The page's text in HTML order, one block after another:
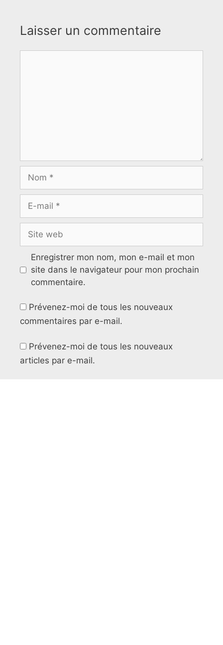
Laisser un commentaire
Enregistrer mon nom, mon e-mail et mon
site dans le navigateur pour mon prochain
commentaire.
Prévenez-moi de tous les nouveaux
commentaires par e-mail.
Prévenez-moi de tous les nouveaux
articles par e-mail.